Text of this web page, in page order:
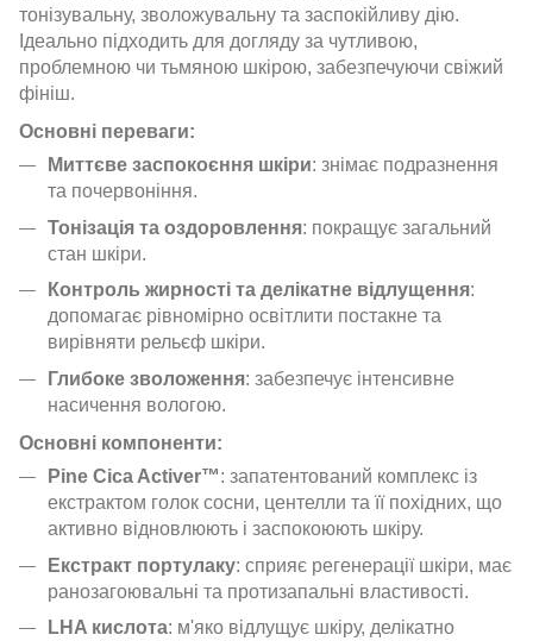
тонізувальну, зволожувальну та заспокійливу дію.
Ідеально підходить для догляду за чутливою,
проблемною чи тьмяною шкірою, забезпечуючи свіжий
фініш.
Основні переваги:
Миттєве заспокоєння шкіри: знімає подразнення
та почервоніння.
Тонізація та оздоровлення: покращує загальний
стан шкіри.
Контроль жирності та делікатне відлущення:
допомагає рівномірно освітлити постакне та
вирівняти рельєф шкіри.
Глибоке зволоження: забезпечує інтенсивне
насичення вологою.
Основні компоненти:
Pine Cica Activer™: запатентований комплекс із
екстрактом голок сосни, центелли та її похідних, що
активно відновлюють і заспокоюють шкіру.
Екстракт портулаку: сприяє регенерації шкіри, має
ранозагоювальні та протизапальні властивості.
LHA кислота: м'яко відлущує шкіру, делікатно